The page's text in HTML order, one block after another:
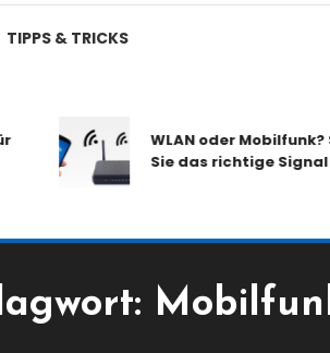
TIPPS & TRICKS
WLAN oder Mobilfunk?
Sie das richtige Signal